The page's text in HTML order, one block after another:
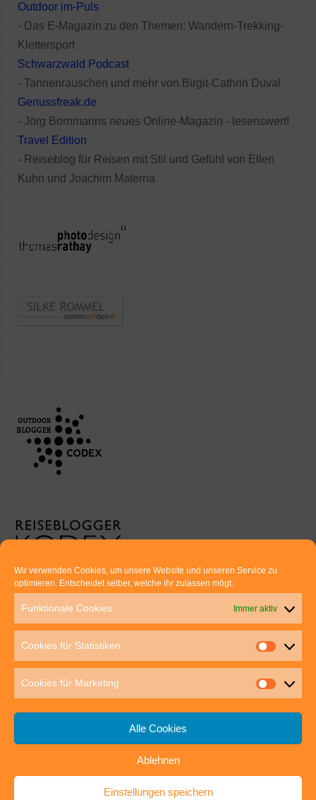
Wir verwenden Cookies, um unsere Website und unseren Service zu
optimieren. Entscheidet selber, welche ihr zulassen mögt.
Funktionale Cookies Immer aktiv
Cookies für Statistiken
Cookies für Marketing
Alle Cookies
Ablehnen
Einstellungen speichern
Outdoor im-Puls
- Das E-Magazin zu den Themen: Wandern-Trekking-
Klettersport
Schwarzwald Podcast
- Tannenrauschen und mehr von Birgit-Cathrin Duval
Genussfreak.de
- Jörg Bornmanns neues Online-Magazin - lesenswert!
Travel Edition
- Reiseblog für Reisen mit Stil und Gefühl von Ellen
Kuhn und Joachim Materna
Euer direkter Draht zu uns:
Thomas Rathay und Silke Rommel
70563 Stuttgart
post@outdoor-hochgenuss.de
IMPRESSUM DATENSCHUTZ